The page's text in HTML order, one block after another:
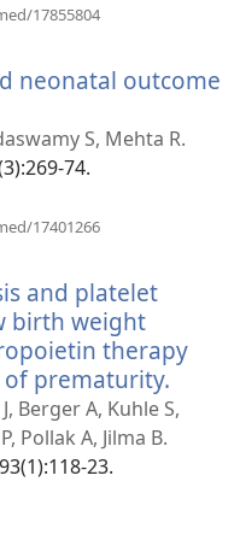
17855804
neonatal outcome
S, Mehta R.
74.
17401266
and platelet
birth weight
therapy
prematurity.
uuden
Berger A, Kuhle S,
Pollak A, Jilma B.
23.